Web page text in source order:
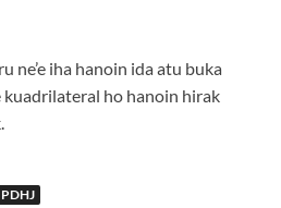
ne’e iha hanoin ida atu buka
ho hanoin hirak
PDHJ